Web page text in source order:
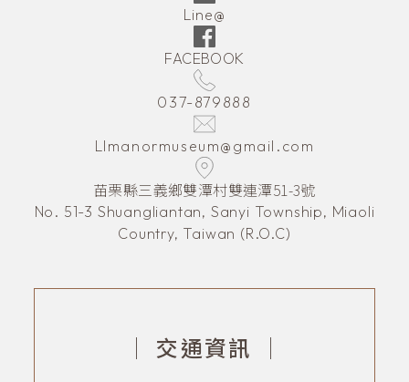
Line@
FACEBOOK
037-879888
LImanormuseum@gmail.com
苗栗縣三義鄉雙潭村雙連潭51-3號
No. 51-3 Shuangliantan, Sanyi Township, Miaoli
Country, Taiwan (R.O.C)
｜ 交通資訊 ｜